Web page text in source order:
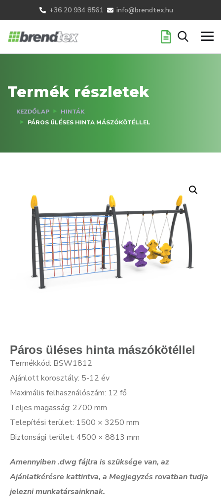
+36 20 934 8561 info@brendtex.hu
Termék részletek
KEZDŐLAP
HINTÁK
PÁROS ÜLÉSES HINTA MÁSZÓKÖTÉLLEL
Páros üléses hinta mászókötéllel
Termékkód: BSW1812
Ajánlott korosztály: 5-12 év
Maximális felhasználószám: 12 fő
Teljes magasság: 2700 mm
Telepítési terület: 1500 × 3250 mm
Biztonsági terület: 4500 × 8813 mm
Amennyiben .dwg fájlra is szüksége van, az
Ajánlatkérésre kattintva, a Megjegyzés rovatban tudja
jelezni munkatársainknak.